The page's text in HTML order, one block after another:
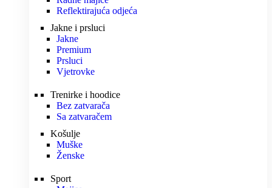
Reflektirajuća odjeća
Jakne i prsluci
Jakne
Premium
Prsluci
Vjetrovke
Trenirke i hoodice
Bez zatvarača
Sa zatvaračem
Košulje
Muške
Ženske
Sport